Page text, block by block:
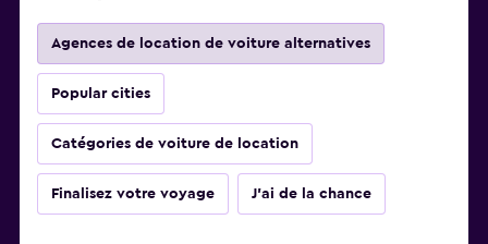
Agences de location de voiture alternatives
Popular cities
Catégories de voiture de location
Finalisez votre voyage J'ai de la chance